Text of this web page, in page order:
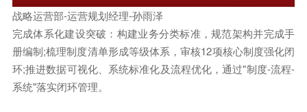
战略运营部-运营规划经理-孙雨泽
完成体系化建设突破：构建业务分类标准，规范架构并完成手
册编制;梳理制度清单形成等级体系，审核12项核心制度强化闭
环;推进数据可视化、系统标准化及流程优化，通过"制度-流程-
系统"落实闭环管理。